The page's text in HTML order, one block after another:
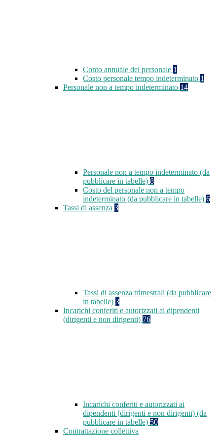
Conto annuale del personale 1
Costo personale tempo indeterminato 1
Personale non a tempo indeterminato 14
Personale non a tempo indeterminato (da
pubblicare in tabelle) 8
Costo del personale non a tempo
indeterminato (da pubblicare in tabelle) 6
Tassi di assenza 3
Tassi di assenza trimestrali (da pubblicare
in tabelle) 3
Incarichi conferiti e autorizzati ai dipendenti
(dirigenti e non dirigenti) 76
Incarichi conferiti e autorizzati ai
dipendenti (dirigenti e non dirigenti) (da
pubblicare in tabelle) 50
Contrattazione collettiva